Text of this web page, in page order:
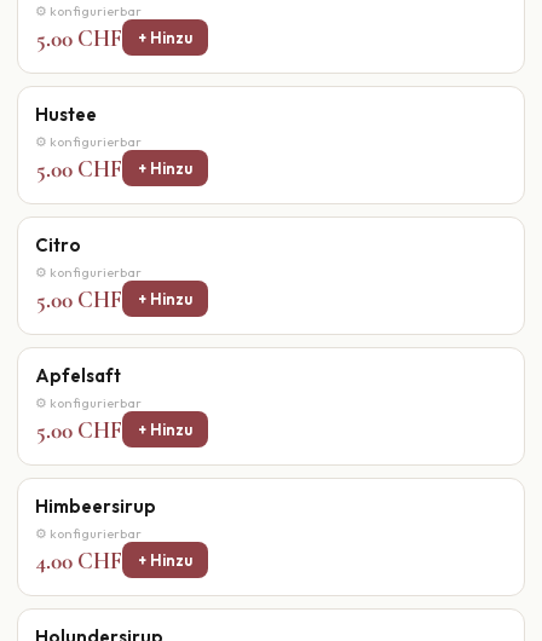
⚙ konfigurierbar
5.00 CHF + Hinzu
Hustee
⚙ konfigurierbar
5.00 CHF + Hinzu
Citro
⚙ konfigurierbar
5.00 CHF + Hinzu
Apfelsaft
⚙ konfigurierbar
5.00 CHF + Hinzu
Himbeersirup
⚙ konfigurierbar
4.00 CHF + Hinzu